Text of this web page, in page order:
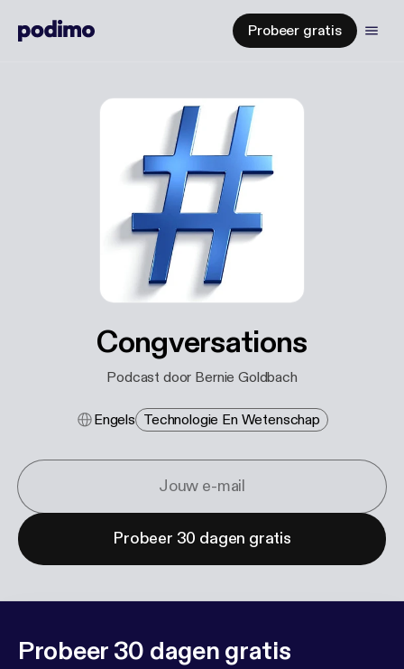
Probeer gratis
Congversations
Podcast door Bernie Goldbach
Engels Technologie En Wetenschap
Probeer 30 dagen gratis
Probeer 30 dagen gratis